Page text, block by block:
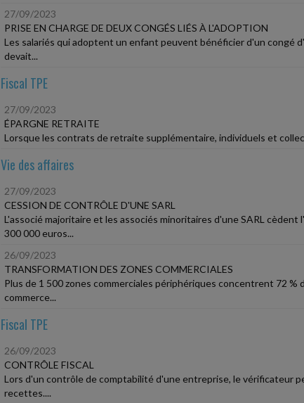
27/09/2023
PRISE EN CHARGE DE DEUX CONGÉS LIÉS À L'ADOPTION
Les salariés qui adoptent un enfant peuvent bénéficier d'un congé
devait...
Fiscal TPE
27/09/2023
ÉPARGNE RETRAITE
Lorsque les contrats de retraite supplémentaire, individuels et
Vie des affaires
27/09/2023
CESSION DE CONTRÔLE D'UNE SARL
L'associé majoritaire et les associés minoritaires d'une SARL
300 000 euros...
26/09/2023
TRANSFORMATION DES ZONES COMMERCIALES
Plus de 1 500 zones commerciales périphériques concentrent 72
commerce...
Fiscal TPE
26/09/2023
CONTRÔLE FISCAL
Lors d'un contrôle de comptabilité d'une entreprise, le vérificateur
recettes....